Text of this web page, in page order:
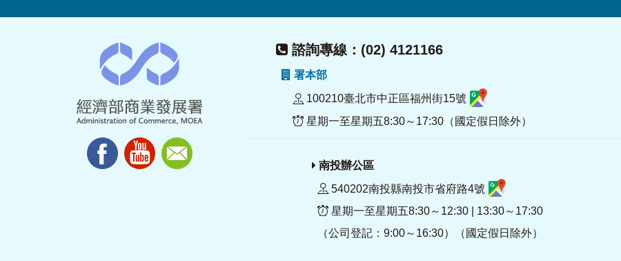
諮詢專線：(02) 4121166
署本部
100210臺北市中正區福州街15號
星期一至星期五8:30～17:30（國定假日除外）
南投辦公區
540202南投縣南投市省府路4號
星期一至星期五8:30～12:30 | 13:30～17:30
（公司登記：9:00～16:30）（國定假日除外）